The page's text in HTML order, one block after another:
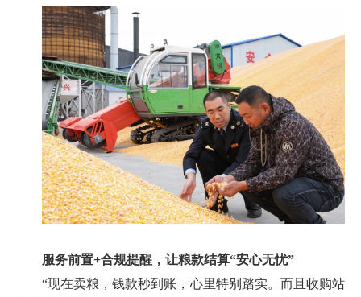
服务前置+合规提醒，让粮款结算“安心无忧”
“现在卖粮，钱款秒到账，心里特别踏实。而且收购站